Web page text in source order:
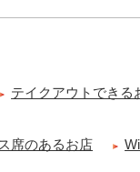
ンチ登場！！パスタや
テイクアウトできる
席のあるお店